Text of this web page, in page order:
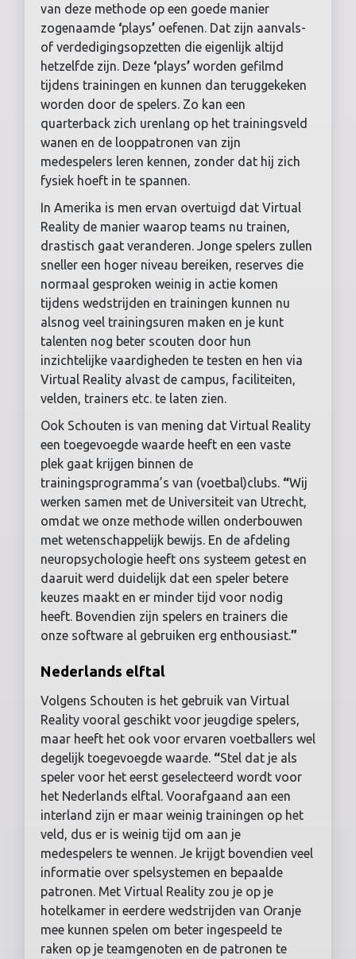
van deze methode op een goede manier
zogenaamde ‘plays’oefenen. Dat zijn aanvals-
of verdedigingsopzetten die eigenlijk altijd
hetzelfde zijn. Deze ‘plays’ worden gefilmd
tijdens trainingen en kunnen dan teruggekeken
worden door de spelers. Zo kan een
quarterback zich urenlang op het trainingsveld
wanen en de looppatronen van zijn
medespelers leren kennen, zonder dat hij zich
fysiek hoeft in te spannen.
In Amerika is men ervan overtuigd dat Virtual
Reality de manier waarop teams nu trainen,
drastisch gaat veranderen. Jonge spelers zullen
sneller een hoger niveau bereiken, reserves die
normaal gesproken weinig in actie komen
tijdens wedstrijden en trainingen kunnen nu
alsnog veel trainingsuren maken en je kunt
talenten nog beter scouten door hun
inzichtelijke vaardigheden te testen en hen via
Virtual Reality alvast de campus, faciliteiten,
velden, trainers etc. te laten zien.
Ook Schouten is van mening dat Virtual Reality
een toegevoegde waarde heeft en een vaste
plek gaat krijgen binnen de
trainingsprogramma’s van (voetbal)clubs. “Wij
werken samen met de Universiteit van Utrecht,
omdat we onze methode willen onderbouwen
met wetenschappelijk bewijs. En de afdeling
neuropsychologie heeft ons systeem getest en
daaruit werd duidelijk dat een speler betere
keuzes maakt en er minder tijd voor nodig
heeft. Bovendien zijn spelers en trainers die
onze software al gebruiken erg enthousiast.”
Nederlands elftal
Volgens Schouten is het gebruik van Virtual
Reality vooral geschikt voor jeugdige spelers,
maar heeft het ook voor ervaren voetballers wel
degelijk toegevoegde waarde. “Stel dat je als
speler voor het eerst geselecteerd wordt voor
het Nederlands elftal. Voorafgaand aan een
interland zijn er maar weinig trainingen op het
veld, dus er is weinig tijd om aan je
medespelers te wennen. Je krijgt bovendien veel
informatie over spelsystemen en bepaalde
patronen. Met Virtual Reality zou je op je
hotelkamer in eerdere wedstrijden van Oranje
mee kunnen spelen om beter ingespeeld te
raken op je teamgenoten en de patronen te